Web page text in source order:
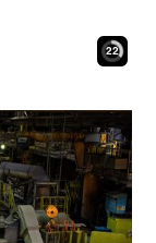
21